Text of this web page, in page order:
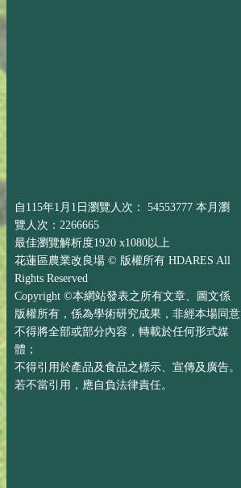
自115年1月1日瀏覽人次： 54553777 本月瀏
覽人次：2266665
最佳瀏覽解析度1920 x1080以上
花蓮區農業改良場 © 版權所有 HDARES All
Rights Reserved
Copyright ©本網站發表之所有文章、圖文係
版權所有，係為學術研究成果，非經本場同意
不得將全部或部分內容，轉載於任何形式媒
體；
不得引用於產品及食品之標示、宣傳及廣告。
若不當引用，應自負法律責任。